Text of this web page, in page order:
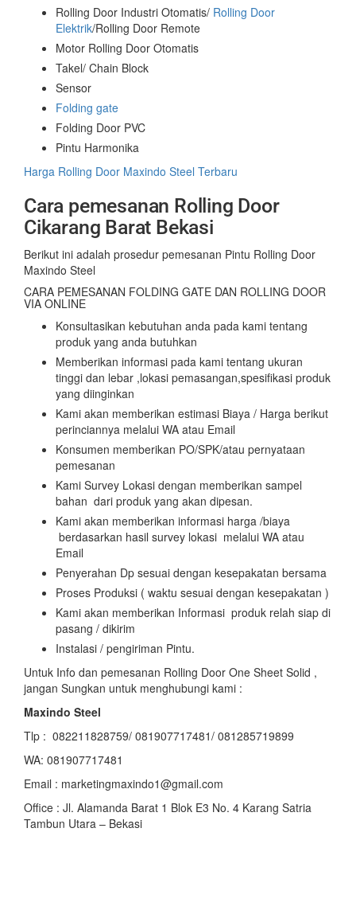
Rolling Door Industri Otomatis/ Rolling Door
Elektrik/Rolling Door Remote
Motor Rolling Door Otomatis
Takel/ Chain Block
Sensor
Folding gate
Folding Door PVC
Pintu Harmonika
Harga Rolling Door Maxindo Steel Terbaru
Cara pemesanan Rolling Door
Cikarang Barat Bekasi
Berikut ini adalah prosedur pemesanan Pintu Rolling Door
Maxindo Steel
CARA PEMESANAN FOLDING GATE DAN ROLLING DOOR
VIA ONLINE
Konsultasikan kebutuhan anda pada kami tentang
produk yang anda butuhkan
Memberikan informasi pada kami tentang ukuran
tinggi dan lebar ,lokasi pemasangan,spesifikasi produk
yang diinginkan
Kami akan memberikan estimasi Biaya / Harga berikut
perinciannya melalui WA atau Email
Konsumen memberikan PO/SPK/atau pernyataan
pemesanan
Kami Survey Lokasi dengan memberikan sampel
bahan dari produk yang akan dipesan.
Kami akan memberikan informasi harga /biaya
berdasarkan hasil survey lokasi melalui WA atau
Email
Penyerahan Dp sesuai dengan kesepakatan bersama
Proses Produksi ( waktu sesuai dengan kesepakatan )
Kami akan memberikan Informasi produk relah siap di
pasang / dikirim
Instalasi / pengiriman Pintu.
Untuk Info dan pemesanan Rolling Door One Sheet Solid ,
jangan Sungkan untuk menghubungi kami :
Maxindo Steel
Tlp : 082211828759/ 081907717481/ 081285719899
WA: 081907717481
Email : marketingmaxindo1@gmail.com
Office : Jl. Alamanda Barat 1 Blok E3 No. 4 Karang Satria
Tambun Utara – Bekasi